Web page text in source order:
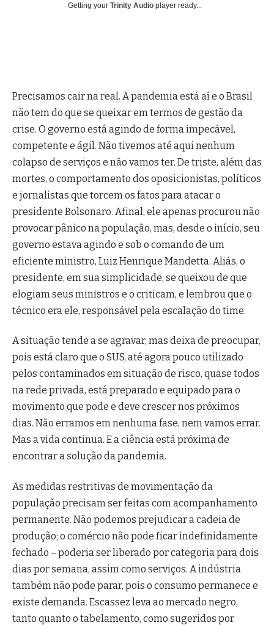
Getting your Trinity Audio player ready...
Precisamos cair na real. A pandemia está aí e o Brasil
não tem do que se queixar em termos de gestão da
crise. O governo está agindo de forma impecável,
competente e ágil. Não tivemos até aqui nenhum
colapso de serviços e não vamos ter. De triste, além das
mortes, o comportamento dos oposicionistas, políticos
e jornalistas que torcem os fatos para atacar o
presidente Bolsonaro. Afinal, ele apenas procurou não
provocar pânico na população, mas, desde o início, seu
governo estava agindo e sob o comando de um
eficiente ministro, Luiz Henrique Mandetta. Aliás, o
presidente, em sua simplicidade, se queixou de que
elogiam seus ministros e o criticam, e lembrou que o
técnico era ele, responsável pela escalação do time.
A situação tende a se agravar, mas deixa de preocupar,
pois está claro que o SUS, até agora pouco utilizado
pelos contaminados em situação de risco, quase todos
na rede privada, está preparado e equipado para o
movimento que pode e deve crescer nos próximos
dias. Não erramos em nenhuma fase, nem vamos errar.
Mas a vida continua. E a ciência está próxima de
encontrar a solução da pandemia.
As medidas restritivas de movimentação da
população precisam ser feitas com acompanhamento
permanente. Não podemos prejudicar a cadeia de
produção; o comércio não pode ficar indefinidamente
fechado – poderia ser liberado por categoria para dois
dias por semana, assim como serviços. A indústria
também não pode parar, pois o consumo permanece e
existe demanda. Escassez leva ao mercado negro,
tanto quanto o tabelamento, como sugeridos por